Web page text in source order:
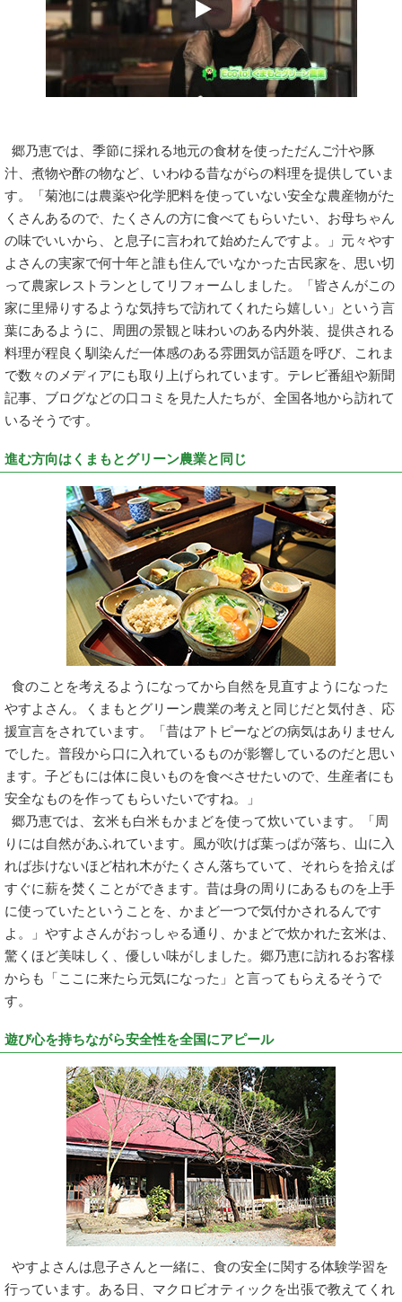
郷乃恵では、季節に採れる地元の食材を使っただんご汁や豚
汁、煮物や酢の物など、いわゆる昔ながらの料理を提供していま
す。「菊池には農薬や化学肥料を使っていない安全な農産物がた
くさんあるので、たくさんの方に食べてもらいたい、お母ちゃん
の味でいいから、と息子に言われて始めたんですよ。」元々やす
よさんの実家で何十年と誰も住んでいなかった古民家を、思い切
って農家レストランとしてリフォームしました。「皆さんがこの
家に里帰りするような気持ちで訪れてくれたら嬉しい」という言
葉にあるように、周囲の景観と味わいのある内外装、提供される
料理が程良く馴染んだ一体感のある雰囲気が話題を呼び、これま
で数々のメディアにも取り上げられています。テレビ番組や新聞
記事、ブログなどの口コミを見た人たちが、全国各地から訪れて
いるそうです。
進む方向はくまもとグリーン農業と同じ
食のことを考えるようになってから自然を見直すようになった
やすよさん。くまもとグリーン農業の考えと同じだと気付き、応
援宣言をされています。「昔はアトピーなどの病気はありません
でした。普段から口に入れているものが影響しているのだと思い
ます。子どもには体に良いものを食べさせたいので、生産者にも
安全なものを作ってもらいたいですね。」
郷乃恵では、玄米も白米もかまどを使って炊いています。「周
りには自然があふれています。風が吹けば葉っぱが落ち、山に入
れば歩けないほど枯れ木がたくさん落ちていて、それらを拾えば
すぐに薪を焚くことができます。昔は身の周りにあるものを上手
に使っていたということを、かまど一つで気付かされるんです
よ。」やすよさんがおっしゃる通り、かまどで炊かれた玄米は、
驚くほど美味しく、優しい味がしました。郷乃恵に訪れるお客様
からも「ここに来たら元気になった」と言ってもらえるそうで
す。
遊び心を持ちながら安全性を全国にアピール
やすよさんは息子さんと一緒に、食の安全に関する体験学習を
行っています。ある日、マクロビオティックを出張で教えてくれ